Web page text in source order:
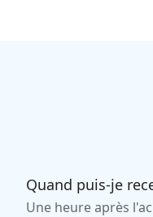
Quand puis-je
Une heure après